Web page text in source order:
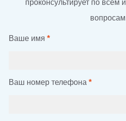
проконсультирует по
Ваше имя *
Ваш номер телефона *